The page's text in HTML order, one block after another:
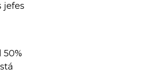
jefes